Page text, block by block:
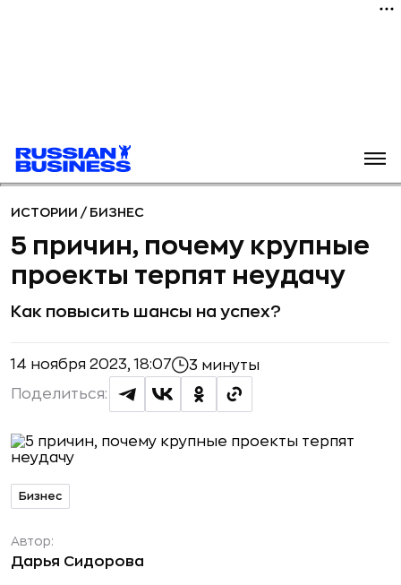
ИСТОРИИ / БИЗНЕС
5 причин, почему крупные
проекты терпят неудачу
Как повысить шансы на успех?
14 ноября 2023, 18:07 3 минуты
Поделиться:
Бизнес
Автор:
Дарья Сидорова